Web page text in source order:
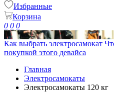
Избранные
Корзина
0 0 0
Как выбрать электросамокат
покупкой этого девайса
Главная
Электросамокаты
Электросамокаты 120 кг